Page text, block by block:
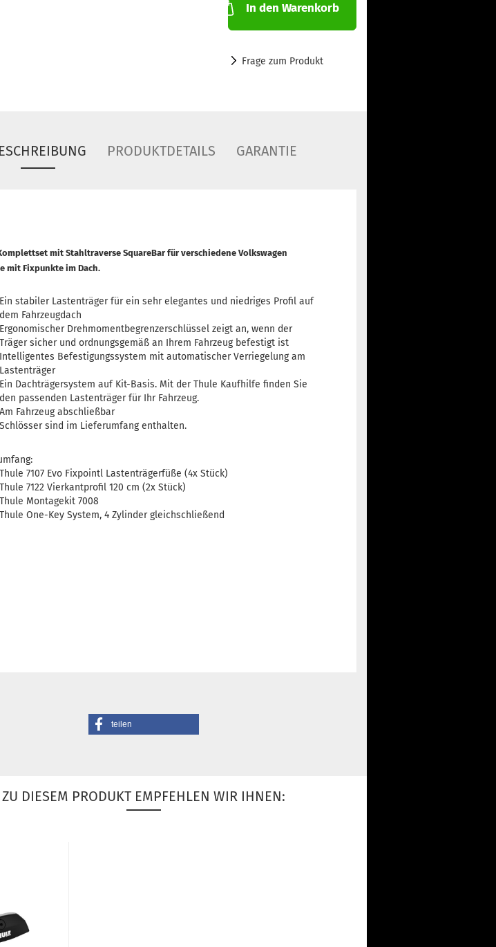
In den Warenkorb
Frage zum Produkt
PRODUKTDETAILS GARANTIE
mit Stahltraverse SquareBar für verschiedene Volkswagen
mit Fixpunkte im Dach.
Ein stabiler Lastenträger für ein sehr elegantes und niedriges Profil auf
dem Fahrzeugdach
Ergonomischer Drehmomentbegrenzerschlüssel zeigt an, wenn der
Träger sicher und ordnungsgemäß an Ihrem Fahrzeug befestigt ist
Intelligentes Befestigungssystem mit automatischer Verriegelung am
Lastenträger
Ein Dachträgersystem auf Kit-Basis. Mit der Thule Kaufhilfe finden Sie
den passenden Lastenträger für Ihr Fahrzeug.
Am Fahrzeug abschließbar
Schlösser sind im Lieferumfang enthalten.
Thule 7107 Evo Fixpointl Lastenträgerfüße (4x Stück)
Thule 7122 Vierkantprofil 120 cm (2x Stück)
Thule Montagekit 7008
Thule One-Key System, 4 Zylinder gleichschließend
teilen
ZU DIESEM PRODUKT EMPFEHLEN WIR IHNEN: